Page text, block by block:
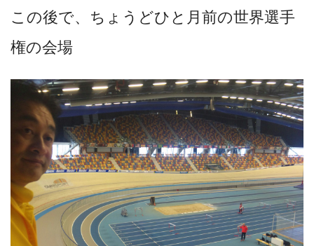
この後で、ちょうどひと月前の世界選手
権の会場